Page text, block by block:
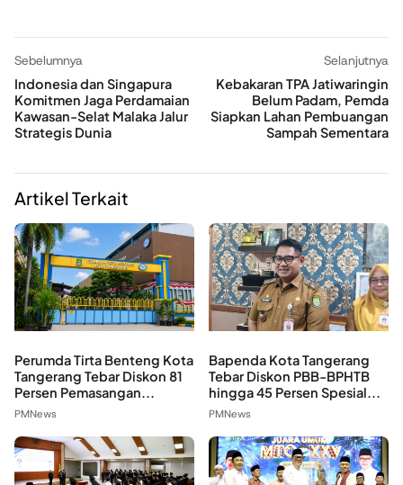
Sebelumnya
Indonesia dan Singapura
Komitmen Jaga Perdamaian
Kawasan-Selat Malaka Jalur
Strategis Dunia
Selanjutnya
Kebakaran TPA Jatiwaringin
Belum Padam, Pemda
Siapkan Lahan Pembuangan
Sampah Sementara
Artikel Terkait
Perumda Tirta Benteng Kota
Tangerang Tebar Diskon 81
Persen Pemasangan...
PMNews
Bapenda Kota Tangerang
Tebar Diskon PBB-BPHTB
hingga 45 Persen Spesial...
PMNews